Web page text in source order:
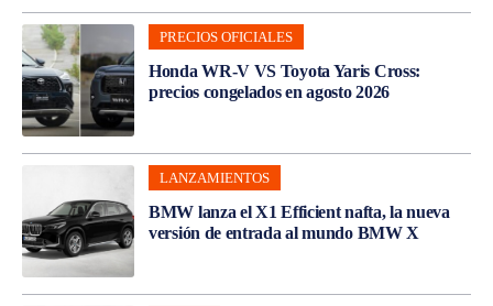
PRECIOS OFICIALES
Honda WR-V VS Toyota Yaris Cross:
precios congelados en agosto 2026
LANZAMIENTOS
BMW lanza el X1 Efficient nafta, la nueva
versión de entrada al mundo BMW X